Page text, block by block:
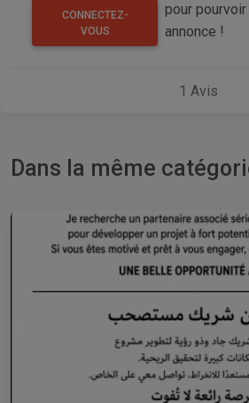
CONNECTEZ-
VOUS
pour
annonce !
1 Avis
Dans la même